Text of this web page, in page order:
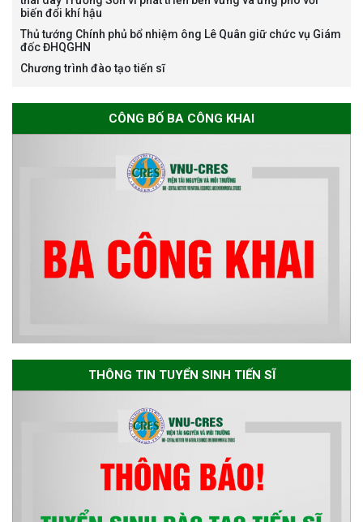
Thông báo chương trình học
bổng Nagao tại Việt Nam năm
ban chuyên môn đánh giá hồ
sơ chuyên môn cho các thí sinh
dự tuyển nghiên cứu sinh đợt 1
Thông báo danh sách thí sinh
đủ điều kiện dự tuyển Chương
trình đào tạo tiến sĩ chuyên
ngành Môi trường và phát triển
bền vững đợt 1 năm 2026
biến đổi khí hậu
Thủ tướng Chính phủ bổ nhiệm ông Lê Quân giữ chức vụ Giám
đốc ĐHQGHN
Chương trình đào tạo tiến sĩ
CÔNG BỐ BA CÔNG KHAI
THÔNG TIN TUYỂN SINH TIẾN SĨ